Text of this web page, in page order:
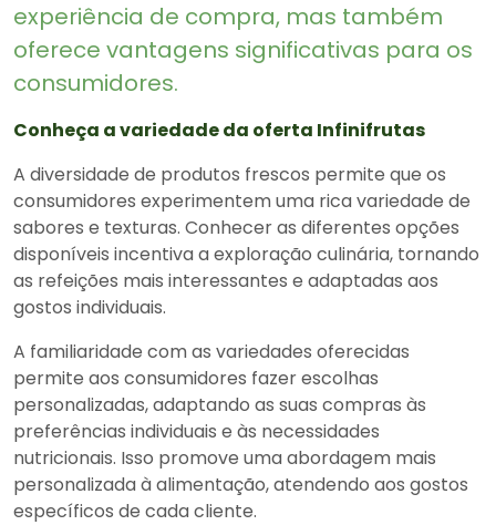
experiência de compra, mas também
oferece vantagens significativas para os
consumidores.
Conheça a variedade da oferta Infinifrutas
A diversidade de produtos frescos permite que os
consumidores experimentem uma rica variedade de
sabores e texturas. Conhecer as diferentes opções
disponíveis incentiva a exploração culinária, tornando
as refeições mais interessantes e adaptadas aos
gostos individuais.
A familiaridade com as variedades oferecidas
permite aos consumidores fazer escolhas
personalizadas, adaptando as suas compras às
preferências individuais e às necessidades
nutricionais. Isso promove uma abordagem mais
personalizada à alimentação, atendendo aos gostos
específicos de cada cliente.